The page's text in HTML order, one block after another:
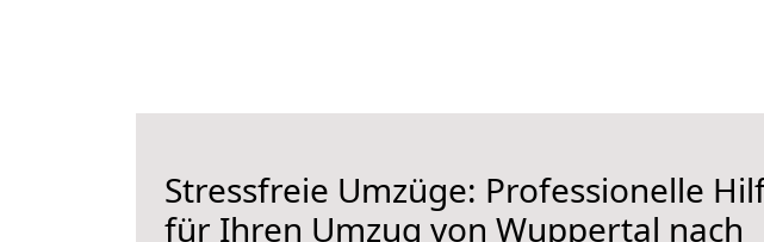
Stressfreie Umzüge: Professionelle
für Ihren Umzug von Wuppertal nach